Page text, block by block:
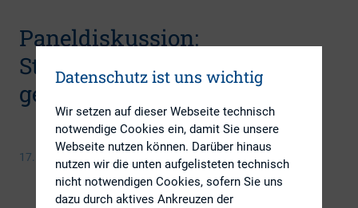
Paneldiskussion:
Strukturwandel richtig
gemacht
17. November 2021
Datenschutz ist uns wichtig
Wir setzen auf dieser Webseite technisch
notwendige Cookies ein, damit Sie unsere
Webseite nutzen können. Darüber hinaus
nutzen wir die unten aufgelisteten technisch
nicht notwendigen Cookies, sofern Sie uns
dazu durch aktives Ankreuzen der